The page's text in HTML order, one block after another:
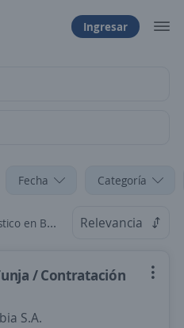
Ingresar
Fecha Categoría
Boyacá Relevancia
/ Contratación
S.A.